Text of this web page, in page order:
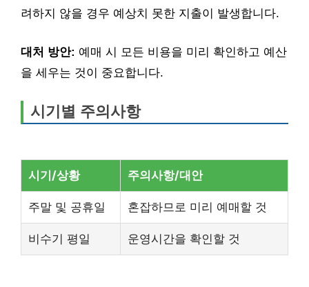
려하지 않을 경우 예상치 못한 지출이 발생합니다.
대처 방안: 예매 시 모든 비용을 미리 확인하고 예산
을 세우는 것이 중요합니다.
시기별 주의사항
시기/상황 주의사항/대안
주말 및 공휴일 혼잡하므로 미리 예매할 것
비수기 평일 운영시간을 확인할 것